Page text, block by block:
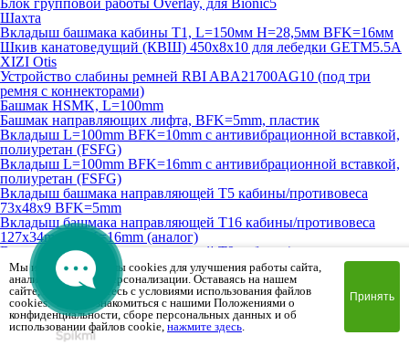
Блок групповой работы Overlay, для Bionic5
Шахта
Вкладыш башмака кабины T1, L=150мм H=28,5мм BFK=16мм
Шкив канатоведущий (КВШ) 450х8х10 для лебедки GETM5.5A
XIZI Otis
Устройство слабины ремней RBI ABA21700AG10 (под три
ремня с коннекторами)
Башмак HSMK, L=100mm
Башмак направляющих лифта, BFK=5mm, пластик
Вкладыш L=100mm BFK=10mm с антивибрационной вставкой,
полиуретан (FSFG)
Вкладыш L=100mm BFK=16mm с антивибрационной вставкой,
полиуретан (FSFG)
Вкладыш башмака направляющей T5 кабины/противовеса
73х48х9 BFK=5mm
Вкладыш башмака направляющей T16 кабины/противовеса
127х34mm BFK=16mm (аналог)
Вкладыш башмака направляющей T9 кабины/противовеса
73х48х7mm BFK=10mm
Вкладыш башмака направляющей T10 противовеса L=100мм
BFK=10мм
Шкив канатоведущий (КВШ) 210х6х10 для лебедки Ziehl-Abegg
Контакт контроля обрыва тяговых ремней XP-B30 (на 4 ремня)
Устройство грузовзвешивающее 34-43кН, Dinacell Electronica (на
Мы используем файлы cookies для улучшения работы сайта,
анализа трафика и персонализации. Оставаясь на нашем
сайте, вы соглашаетесь с условиями использования файлов
cookies. Чтобы ознакомиться с нашими Положениями о
конфиденциальности, сборе персональных данных и об
использовании файлов cookie, нажмите здесь.
Принять